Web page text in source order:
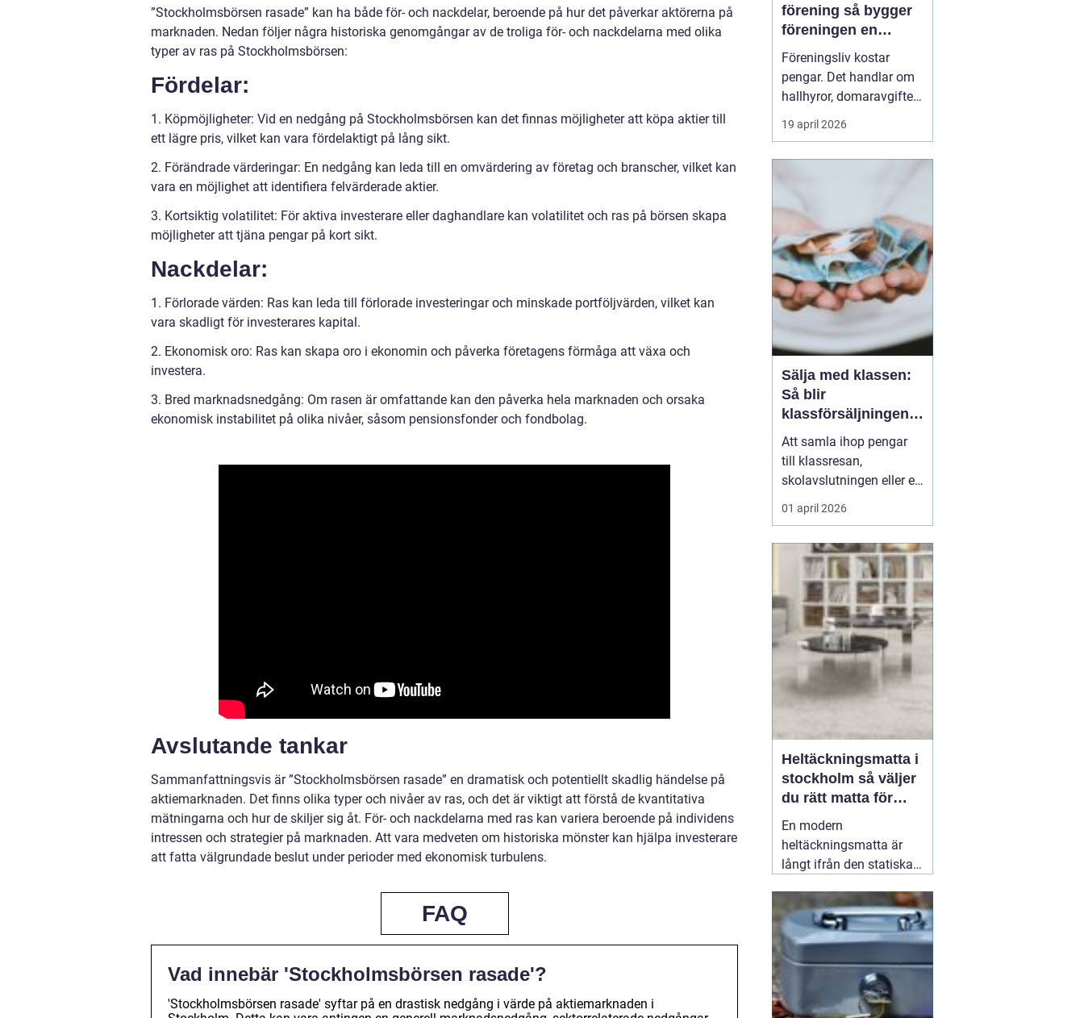
”Stockholmsbörsen rasade” kan ha både för- och nackdelar, beroende på hur det påverkar aktörerna på
marknaden. Nedan följer några historiska genomgångar av de troliga för- och nackdelarna med olika
typer av ras på Stockholmsbörsen:
Fördelar:
1. Köpmöjligheter: Vid en nedgång på Stockholmsbörsen kan det finnas möjligheter att köpa aktier till
ett lägre pris, vilket kan vara fördelaktigt på lång sikt.
2. Förändrade värderingar: En nedgång kan leda till en omvärdering av företag och branscher, vilket kan
vara en möjlighet att identifiera felvärderade aktier.
3. Kortsiktig volatilitet: För aktiva investerare eller daghandlare kan volatilitet och ras på börsen skapa
möjligheter att tjäna pengar på kort sikt.
Nackdelar:
1. Förlorade värden: Ras kan leda till förlorade investeringar och minskade portföljvärden, vilket kan
vara skadligt för investerares kapital.
2. Ekonomisk oro: Ras kan skapa oro i ekonomin och påverka företagens förmåga att växa och
investera.
3. Bred marknadsnedgång: Om rasen är omfattande kan den påverka hela marknaden och orsaka
ekonomisk instabilitet på olika nivåer, såsom pensionsfonder och fondbolag.
Avslutande tankar
Sammanfattningsvis är ”Stockholmsbörsen rasade” en dramatisk och potentiellt skadlig händelse på
aktiemarknaden. Det finns olika typer och nivåer av ras, och det är viktigt att förstå de kvantitativa
mätningarna och hur de skiljer sig åt. För- och nackdelarna med ras kan variera beroende på individens
intressen och strategier på marknaden. Att vara medveten om historiska mönster kan hjälpa investerare
att fatta välgrundade beslut under perioder med ekonomisk turbulens.
FAQ
Vad innebär 'Stockholmsbörsen rasade'?
'Stockholmsbörsen rasade' syftar på en drastisk nedgång i värde på aktiemarknaden i
förening så bygger
föreningen en
hållbar ekonomi
Föreningsliv kostar
pengar. Det handlar om
hallhyror, domaravgifter,
resor, cuper, läger,
material och ibland
samma fråga: Hur kan
föreningen skapa en
stabil ekonomi utan att
trötta ut medlemma...
19 april 2026
Sälja med klassen:
Så blir
klassförsäljningen
både rolig och
lönsam
Att samla ihop pengar
till klassresan,
skolavslutningen eller ett
gemensamt projekt har
blivit en naturlig del av
gör man insamlingen
både effektiv, rättvis och
hanterbar för alla
inblandade? När en kla...
01 april 2026
Heltäckningsmatta i
stockholm så väljer
du rätt matta för
hem och kontor
En modern
heltäckningsmatta är
långt ifrån den statiska,
många minns från 70-
och 80-talet. I dag
handlar textilgolv om
snygg design, god
slitstyrka och bättre
inomhusmiljö. För den